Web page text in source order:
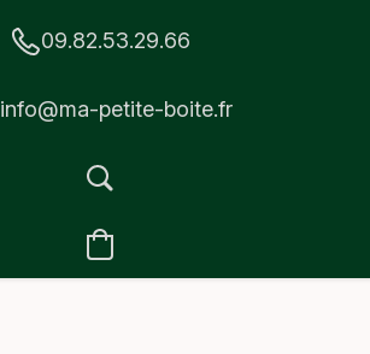
09.82.53.29.66
info@ma-petite-boite.fr